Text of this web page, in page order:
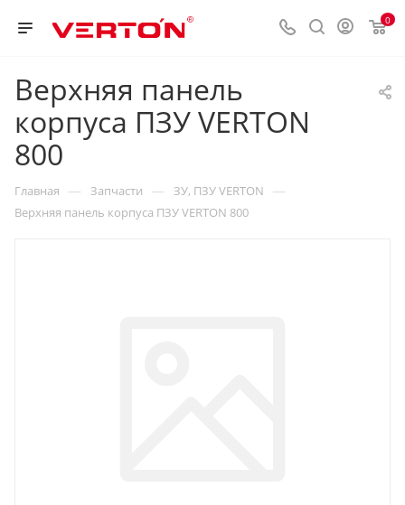
0
Верхняя панель
корпуса ПЗУ VERTON
800
Главная — Запчасти — ЗУ, ПЗУ VERTON —
Верхняя панель корпуса ПЗУ VERTON 800